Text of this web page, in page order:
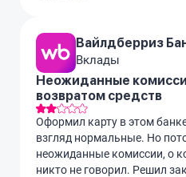
Вайлдберриз
Вклады
Неожиданные
возвратом средств
Оформил карту в этом
взгляд нормальные. Но
неожиданные комиссии, о
никто не говорил. Решил